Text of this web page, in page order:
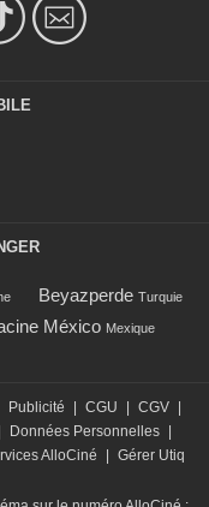
Beyazperde Turquie
México Mexique
Publicité | CGU | CGV |
Données Personnelles |
AlloCiné | Gérer Utiq